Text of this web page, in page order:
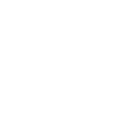
StVZO beantragen
Mähdrescher)